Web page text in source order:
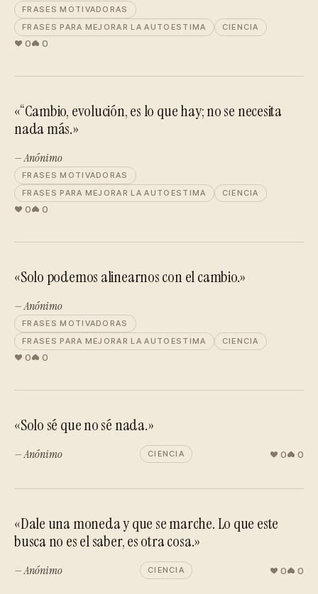
FRASES MOTIVADORAS
FRASES PARA MEJORAR LA AUTOESTIMA
CIENCIA
0 0
«“Cambio, evolución, es lo que hay; no se necesita
nada más.»
— Anónimo
FRASES MOTIVADORAS
FRASES PARA MEJORAR LA AUTOESTIMA
CIENCIA
0 0
«Solo podemos alinearnos con el cambio.»
— Anónimo
FRASES MOTIVADORAS
FRASES PARA MEJORAR LA AUTOESTIMA
CIENCIA
0 0
«Solo sé que no sé nada.»
— Anónimo CIENCIA 0 0
«Dale una moneda y que se marche. Lo que este
busca no es el saber, es otra cosa.»
— Anónimo CIENCIA 0 0